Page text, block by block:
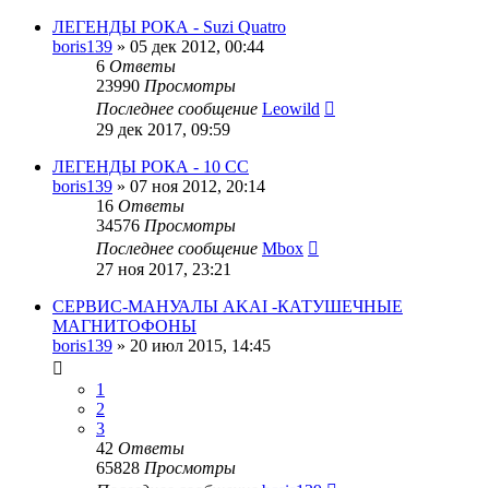
ЛЕГЕНДЫ РОКА - Suzi Quatro
boris139 » 05 дек 2012, 00:44
6 Ответы
23990 Просмотры
Последнее сообщение Leowild
29 дек 2017, 09:59
ЛЕГЕНДЫ РОКА - 10 СС
boris139 » 07 ноя 2012, 20:14
16 Ответы
34576 Просмотры
Последнее сообщение Mbox
27 ноя 2017, 23:21
СЕРВИС-МАНУАЛЫ AKAI -КАТУШЕЧНЫЕ
МАГНИТОФОНЫ
boris139 » 20 июл 2015, 14:45
1
2
3
42 Ответы
65828 Просмотры